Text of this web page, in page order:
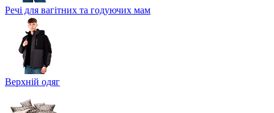
Речі для вагітних та годуючих мам
Верхній одяг